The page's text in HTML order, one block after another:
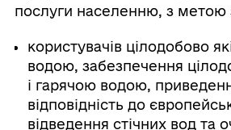
послуги населенню, з метою
користувачів цілодобово
водою, забезпечення
і гарячою водою,
відповідність до
відведення стічних вод та